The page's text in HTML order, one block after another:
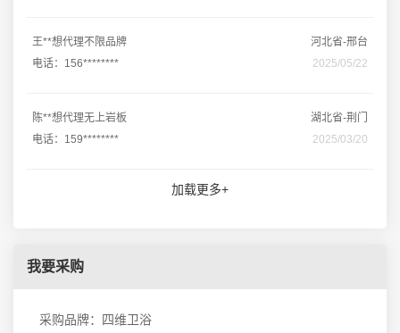
王**想代理不限品牌
河北省-邢台
电话：156********
2025/05/22
陈**想代理无上岩板
湖北省-荆门
电话：159********
2025/03/20
加载更多+
我要采购
采购品牌：四维卫浴